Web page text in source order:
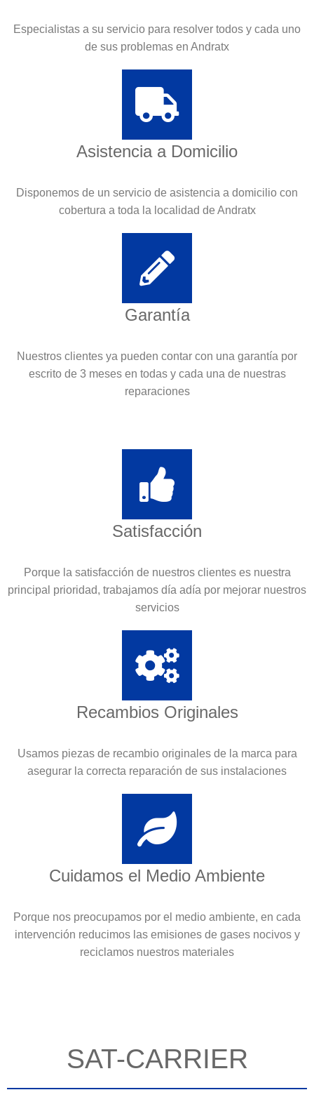
Especialistas a su servicio para resolver todos y cada uno
de sus problemas en Andratx
Asistencia a Domicilio
Disponemos de un servicio de asistencia a domicilio con
cobertura a toda la localidad de Andratx
Garantía
Nuestros clientes ya pueden contar con una garantía por
escrito de 3 meses en todas y cada una de nuestras
reparaciones
Satisfacción
Porque la satisfacción de nuestros clientes es nuestra
principal prioridad, trabajamos día adía por mejorar nuestros
servicios
Recambios Originales
Usamos piezas de recambio originales de la marca para
asegurar la correcta reparación de sus instalaciones
Cuidamos el Medio Ambiente
Porque nos preocupamos por el medio ambiente, en cada
intervención reducimos las emisiones de gases nocivos y
reciclamos nuestros materiales
SAT-CARRIER